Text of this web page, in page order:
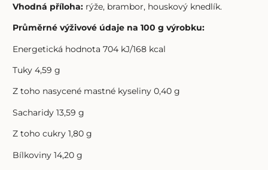
Vhodná příloha: rýže, brambor, houskový knedlík.
Průměrné výživové údaje na 100 g výrobku:
Energetická hodnota 704 kJ/168 kcal
Tuky 4,59 g
Z toho nasycené mastné kyseliny 0,40 g
Sacharidy 13,59 g
Z toho cukry 1,80 g
Bílkoviny 14,20 g